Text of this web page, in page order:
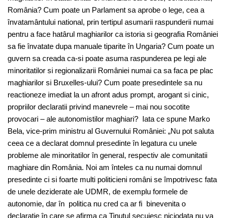
România? Cum poate un Parlament sa aprobe o lege, cea a
învatamântului national, prin tertipul asumarii raspunderii numai
pentru a face hatârul maghiarilor ca istoria si geografia României
sa fie învatate dupa manuale tiparite în Ungaria? Cum poate un
guvern sa creada ca-si poate asuma raspunderea pe legi ale
minoritatilor si regionalizarii României numai ca sa faca pe plac
maghiarilor si Bruxelles-ului? Cum poate presedintele sa nu
reactioneze imediat la un afront adus prompt, arogant si cinic,
propriilor declaratii privind manevrele – mai nou socotite
provocari – ale autonomistilor maghiari? Iata ce spune Marko
Bela, vice-prim ministru al Guvernului României: „Nu pot saluta
ceea ce a declarat domnul presedinte în legatura cu unele
probleme ale minoritatilor în general, respectiv ale comunitatii
maghiare din România. Noi am înteles ca nu numai domnul
presedinte ci si foarte multi politicieni români se împotrivesc fata
de unele deziderate ale UDMR, de exemplu formele de
autonomie, dar în politica nu cred ca ar fi binevenita o
declaratie în care se afirma ca Tinutul secuiesc niciodata nu va